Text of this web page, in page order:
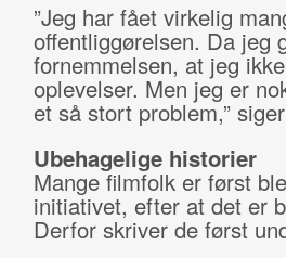
”Jeg har fået virkelig
offentliggørelsen. Da jeg
fornemmelsen, at jeg
oplevelser. Men jeg er
et så stort problem,”
Ubehagelige historier
Mange filmfolk er først
initiativet, efter at det er
Derfor skriver de først